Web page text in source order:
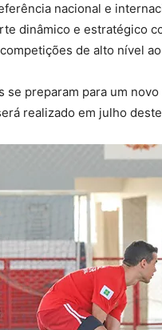
nacional e
dinâmico e estratégico
de alto nível
se preparam para um
realizado em julho